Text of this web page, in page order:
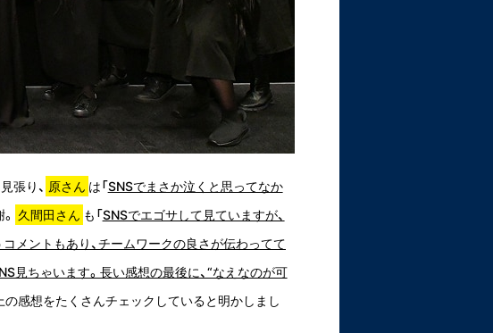
張り、 原さん は「SNSでまさか泣くと思ってなか
久間田さん も「SNSでエゴサして見ていますが、
メントもあり、チームワークの良さが伝わってて
見ちゃいます。長い感想の最後に、“なえなのが可
の感想をたくさんチェックしていると明かしまし